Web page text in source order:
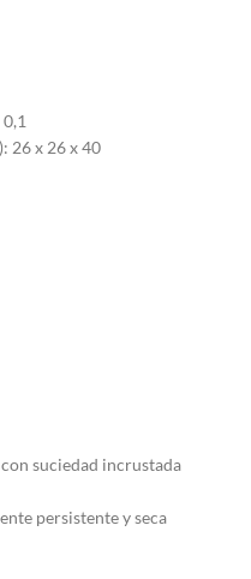
26 x 26 x 40
suciedad incrustada
persistente y seca